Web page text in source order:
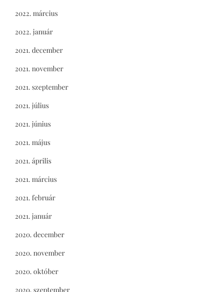
2022. március
2022. január
2021. december
2021. november
2021. szeptember
2021. július
2021. június
2021. május
2021. április
2021. március
2021. február
2021. január
2020. december
2020. november
2020. október
2020. szeptember